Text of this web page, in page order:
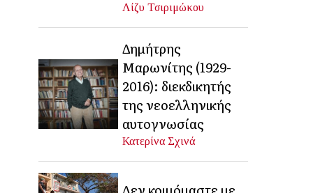
Λίζυ Τσιριμώκου
Δημήτρης
Μαρωνίτης (1929-
2016): διεκδικητής
της νεοελληνικής
αυτογνωσίας
Κατερίνα Σχινά